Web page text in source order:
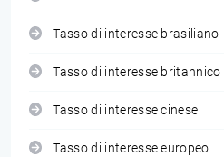
Tasso di interesse brasiliano
Tasso di interesse britannico
Tasso di interesse cinese
Tasso di interesse europeo